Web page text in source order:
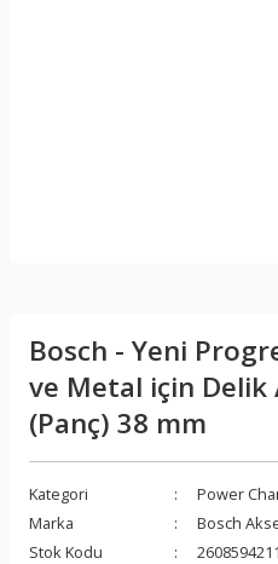
Bosch - Yeni
ve Metal için Delik
(Panç) 38 mm
Kategori
Power
Marka
Bosch
Stok Kodu
2608594211